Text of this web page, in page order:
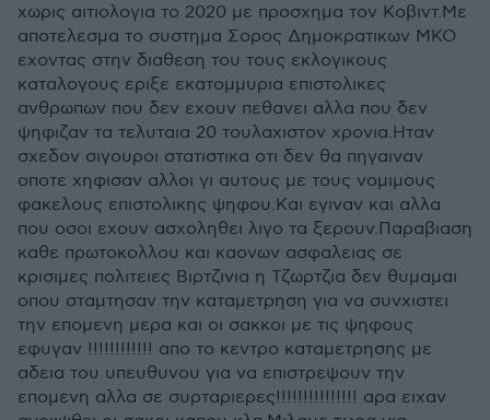
χωρις αιτιολογια το 2020 με προσχημα τον Κοβιντ.Με
αποτελεσμα το συστημα Σορος Δημοκρατικων ΜΚΟ
εχοντας στην διαθεση του τους εκλογικους
καταλογους εριξε εκατομμυρια επιστολικες
ανθρωπων που δεν εχουν πεθανει αλλα που δεν
ψηφιζαν τα τελυταια 20 τουλαχιστον χρονια.Ηταν
σχεδον σιγουροι στατιστικα οτι δεν θα πηγαιναν
οποτε χηφισαν αλλοι γι αυτους με τους νομιμους
φακελους επιστολικης ψηφου.Και εγιναν και αλλα
που οσοι εχουν ασχοληθει λιγο τα ξερουν.Παραβιαση
καθε πρωτοκολλου και καονων ασφαλειας σε
κρισιμες πολιτειες Βιρτζινια η Τζωρτζια δεν θυμαμαι
οπου σταμτησαν την καταμετρηση για να συνχιστει
την επομενη μερα και οι σακκοι με τις ψηφους
εφυγαν !!!!!!!!!!!! απο το κεντρο καταμετρησης με
αδεια του υπευθυνου για να επιστρεψουν την
επομενη αλλα σε συρταριερες!!!!!!!!!!!!!!! αρα ειχαν